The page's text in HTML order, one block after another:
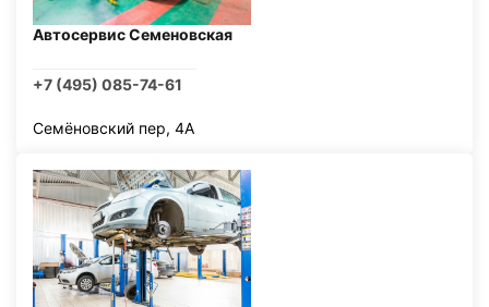
Автосервис Семеновская
+7 (495) 085-74-61
Семёновский пер, 4А